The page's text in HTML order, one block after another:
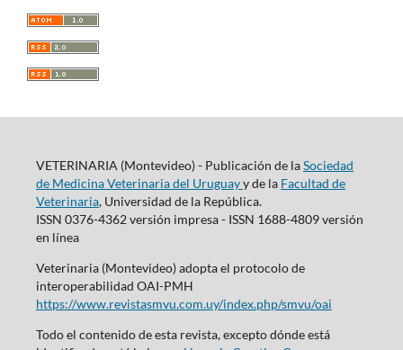
VETERINARIA (Montevideo) - Publicación de laSociedad
de Medicina Veterinaria del Uruguayy de la Facultad de
Veterinaria, Universidad de la República.
ISSN 0376-4362 versión impresa - ISSN 1688-4809 versión
en línea
Veterinaria (Montevideo) adopta el protocolo de
interoperabilidad OAI-PMH
https://www.revistasmvu.com.uy/index.php/smvu/oai
Todo el contenido de esta revista, excepto dónde está